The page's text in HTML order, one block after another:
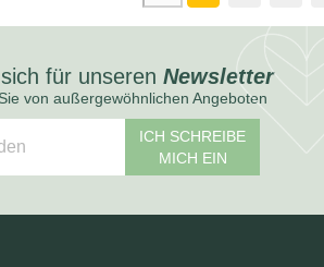
für unseren Newsletter
von außergewöhnlichen Angeboten
ICH SCHREIBE
MICH EIN